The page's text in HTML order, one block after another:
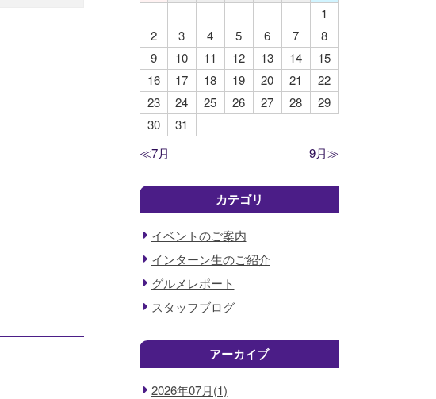
1
2
3 4 5 6 7
8
9
10 11 12 13 14
15
16
17 18 19 20 21
22
23
24 25 26 27 28
29
30
31
≪7月
9月≫
カテゴリ
イベントのご案内
インターン生のご紹介
グルメレポート
スタッフブログ
アーカイブ
2026年07月(1)